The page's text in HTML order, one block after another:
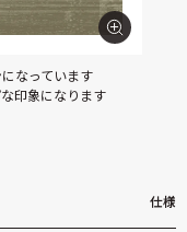
なっています
印象になります
仕様